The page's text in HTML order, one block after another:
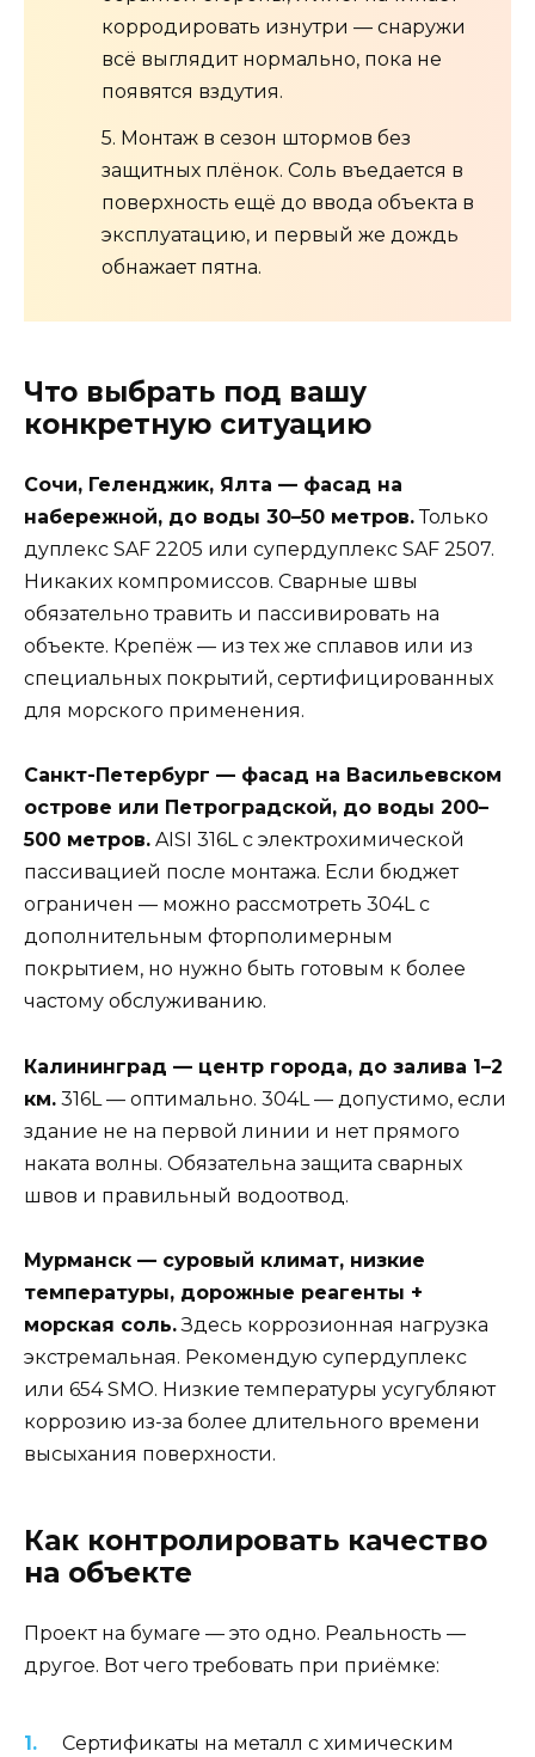
корродировать изнутри — снаружи
всё выглядит нормально, пока не
появятся вздутия.
5. Монтаж в сезон штормов без
защитных плёнок. Соль въедается в
поверхность ещё до ввода объекта в
эксплуатацию, и первый же дождь
обнажает пятна.
Что выбрать под вашу
конкретную ситуацию
Сочи, Геленджик, Ялта — фасад на
набережной, до воды 30–50 метров.Только
дуплекс SAF 2205 или супердуплекс SAF 2507.
Никаких компромиссов. Сварные швы
обязательно травить и пассивировать на
объекте. Крепёж — из тех же сплавов или из
специальных покрытий, сертифицированных
для морского применения.
Санкт-Петербург — фасад на Васильевском
острове или Петроградской, до воды 200–
500 метров. AISI 316L с электрохимической
пассивацией после монтажа. Если бюджет
ограничен — можно рассмотреть 304L с
дополнительным фторполимерным
покрытием, но нужно быть готовым к более
частому обслуживанию.
Калининград — центр города, до залива 1–2
км. 316L — оптимально. 304L — допустимо, если
здание не на первой линии и нет прямого
наката волны. Обязательна защита сварных
швов и правильный водоотвод.
Мурманск — суровый климат, низкие
температуры, дорожные реагенты +
морская соль.Здесь коррозионная нагрузка
экстремальная. Рекомендую супердуплекс
или 654 SMO. Низкие температуры усугубляют
коррозию из-за более длительного времени
высыхания поверхности.
Как контролировать качество
на объекте
Проект на бумаге — это одно. Реальность —
другое. Вот чего требовать при приёмке:
Сертификаты на металл с химическим